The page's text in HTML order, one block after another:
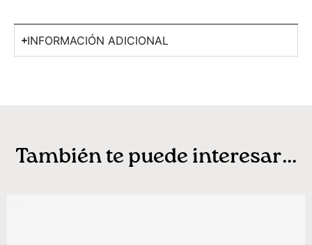
INFORMACIÓN ADICIONAL
También te puede interesar...